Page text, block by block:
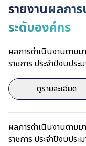
รายงานผลกา
ระดับองค์กร
ผลการดำเนินงานตาม
ราชการ ประจำปีงบปร
ดูรายละเอียด
ผลการดำเนินงานตาม
ราชการ ประจำปีงบปร